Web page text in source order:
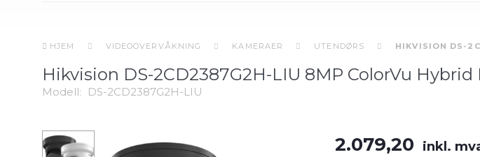
HJEM VIDEOOVERVÅKNING KAMERAER UTENDØRS HIKVISION DS-
Hikvision DS-2CD2387G2H-LIU 8MP ColorVu Hybrid
Modell: DS-2CD2387G2H-LIU
2.079,20 inkl.